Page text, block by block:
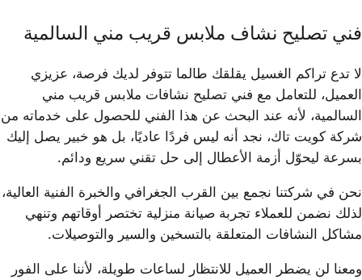
فني تصليح نشاف ملابس قريب مني السالمية
لا تدع تراكم الغسيل يقلقك طالما تتوفر لديك فرصة، عزيزي
العميل، للتعامل مع فني تصليح نشافات ملابس قريب مني
السالمية، لأنه عند البحث عن هذا الفني للحصول على خدماته من
شركة كويت تاك، نجد أنه ليس فردًا عاديًا، بل هو خبير يصل إليك
بسرعة ليحوّل أزمة الأعطال إلى حل تقني سريع ودائم.
نحن في شركتنا نجمع بين القرب الجغرافي والخبرة الفنية العالية،
لذلك نضمن للعملاء تجربة صيانة منزلية تختصر أوقاتهم وتنهي
مشاكل النشافات المتعلقة بالتسخين والسير والتوصيلات.
ومعنا لن يضطر العميل للانتظار لساعات طويلة، لأننا على الفور